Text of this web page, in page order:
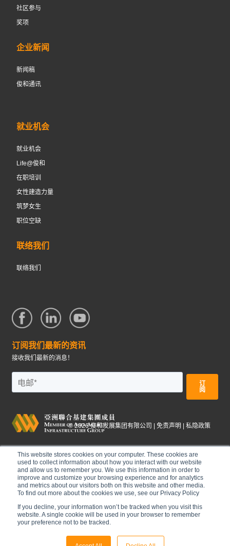
This website stores cookies on your computer. These cookies are
used to collect information about how you interact with our website
and allow us to remember you. We use this information in order to
improve and customize your browsing experience and for analytics
and metrics about our visitors both on this website and other media.
To find out more about the cookies we use, see our Privacy Policy
If you decline, your information won’t be tracked when you visit this
website. A single cookie will be used in your browser to remember
your preference not to be tracked.
社区参与
奖项
企业新闻
新闻稿
俊和通讯
就业机会
就业机会
Life@俊和
在职培训
女性建造力量
筑梦女生
职位空缺
联络我们
联络我们
订阅我们最新的资讯
接收我们最新的消息！
©2026俊和发展集团有限公司 | 免责声明 私隐政策